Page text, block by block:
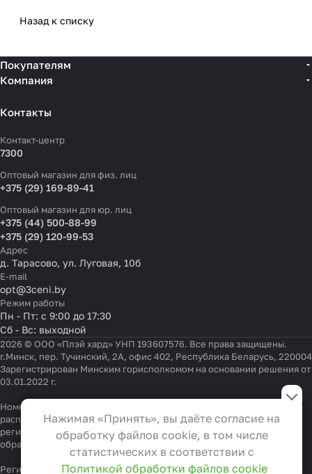
Назад к списку
Покупателям
Компания
Контакты
Контакт-центр
7300
Оптовый магазин для физ. лиц
+375 (29) 169-89-41
Оптовый магазин для юр. лиц
+375 (44) 500-88-99
+375 (29) 120-99-53
Адрес
д. Тарасово, ул. Луговая, 10б
E-mail
opt@3ceni.by
Режим работы
Пн - Пт: с 9:00 до 17:30
Сб - Вс: выходной
2026 © ООО «Плэй хард» УНП 193607576. Все права защищены.
г.Минск, пер. Тучинский, 2А, офис 402, Республика Беларусь, 220004
Зарегистрирован Минским горисполкомом на основании решения от
03.01.2022 г.
Номер телефона работников местных исполнительных и
распорядительных органов по месту государственной
регистрации ООО «Плэй хард», уполномоченных рассматривать
обращения покупателей:
+375 17 323-41-58 ,
Регистрационный номер в Торговом реестре Республики Беларусь
Настройки файлов cookie
Функциональные
Эти файлы необходимы для
функционирования сайта и не
могут быть отключены в наших
Нажимая «Принять», вы даёте согласие на
обработку файлов cookie, в том числе
статистических в соответствии с
Политикой обработки файлов cookie